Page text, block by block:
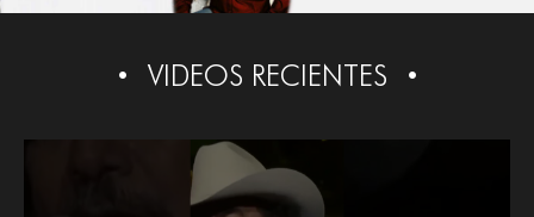
VIDEOS RECIENTES